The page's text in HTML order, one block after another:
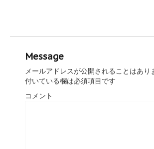
Message
メールアドレスが公開されることはあり
付いている欄は必須項目です
コメント